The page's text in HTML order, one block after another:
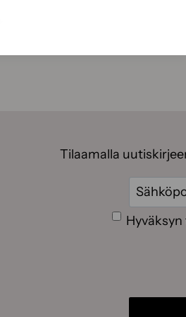
Tilaamalla
Suostumus